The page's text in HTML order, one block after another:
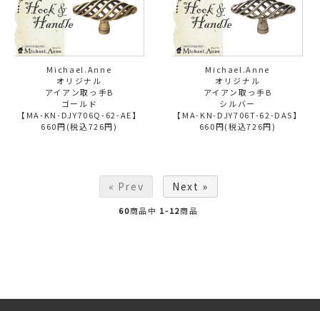
Michael.Anne
オリジナル
アイアン取っ手B
ゴールド
【MA-KN-DJY706Q-62-AE】
660円(税込726円)
Michael.Anne
オリジナル
アイアン取っ手B
シルバー
【MA-KN-DJY706T-62-DAS】
660円(税込726円)
« Prev Next »
60商品中 1-12商品